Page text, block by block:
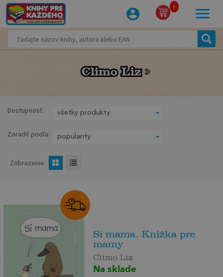
0
Climo Liz
Climo Liz
Dostupnosť:
Zoradiť podľa:
Zobrazenie
Si mama. Knižka pre
mamy
Climo Liz
Na sklade